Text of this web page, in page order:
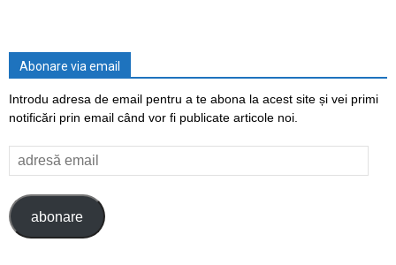
Abonare via email
Introdu adresa de email pentru a te abona la acest site și vei primi
notificări prin email când vor fi publicate articole noi.
adresă
email
abonare